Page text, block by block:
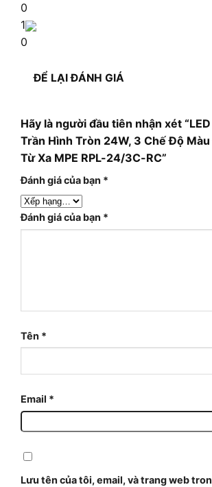
0
1
0
ĐỂ LẠI ĐÁNH GIÁ
Hãy là người đầu tiên nhận xét
Trần Hình Tròn 24W, 3 Chế Độ
Từ Xa MPE RPL-24/3C-RC”
Đánh giá của bạn *
Đánh giá của bạn *
Tên *
Email *
Lưu tên của tôi, email, và trang web